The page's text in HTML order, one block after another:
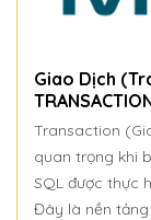
Giao Dịch
Transaction
quan trọng khi
SQL được thực
Đây là nền